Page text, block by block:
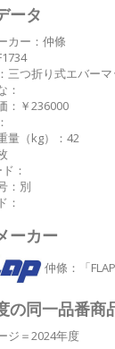
ータ
カー：仲條
三つ折り式エバー
：
：￥236000
量（kg）：42
：
：別
：
ーカー
仲條 ：「
の同一品番商
ジ＝2024年度